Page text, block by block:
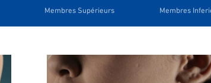
Membres Supérieurs Membres